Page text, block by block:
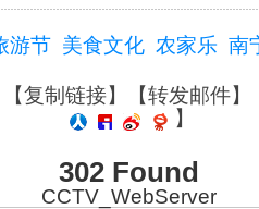
游节 美食文化 农家乐 南
复制链接】【转发邮件】
】
302 Found
CCTV_WebServer